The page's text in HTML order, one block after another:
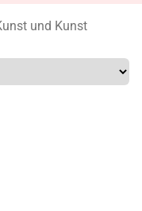
und Kunst